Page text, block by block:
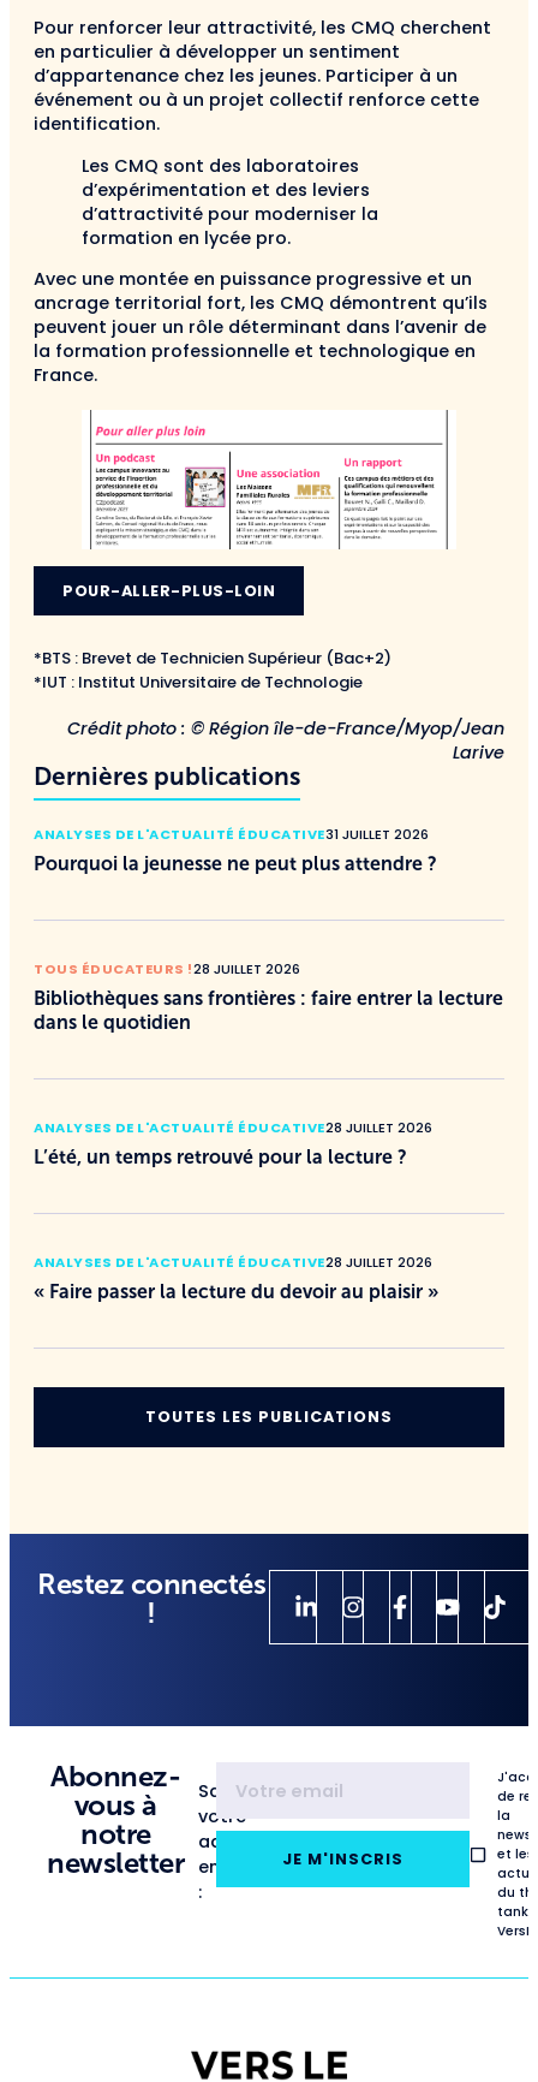
Pour renforcer leur attractivité, les CMQ cherchent
en particulier à développer un sentiment
d’appartenance chez les jeunes. Participer à un
événement ou à un projet collectif renforce cette
identification.
Les CMQ sont des laboratoires
d’expérimentation et des leviers
d’attractivité pour moderniser la
formation en lycée pro.
Avec une montée en puissance progressive et un
ancrage territorial fort, les CMQ démontrent qu’ils
peuvent jouer un rôle déterminant dans l’avenir de
la formation professionnelle et technologique en
France.
POUR-ALLER-PLUS-LOIN
*BTS : Brevet de Technicien Supérieur (Bac+2)
*IUT : Institut Universitaire de Technologie
Crédit photo : © Région île-de-France/Myop/Jean
Larive
Dernières publications
ANALYSES DE L'ACTUALITÉ ÉDUCATIVE31 JUILLET 2026
Pourquoi la jeunesse ne peut plus attendre ?
TOUS ÉDUCATEURS !28 JUILLET 2026
Bibliothèques sans frontières : faire entrer la lecture
dans le quotidien
ANALYSES DE L'ACTUALITÉ ÉDUCATIVE28 JUILLET 2026
L’été, un temps retrouvé pour la lecture ?
ANALYSES DE L'ACTUALITÉ ÉDUCATIVE28 JUILLET 2026
« Faire passer la lecture du devoir au plaisir »
TOUTES LES PUBLICATIONS
Restez connectés
!
Abonnez-
vous à
notre
newsletter
Saisissez
votre
adresse
email
:
JE M'INSCRIS
de
la
et les
du
tank